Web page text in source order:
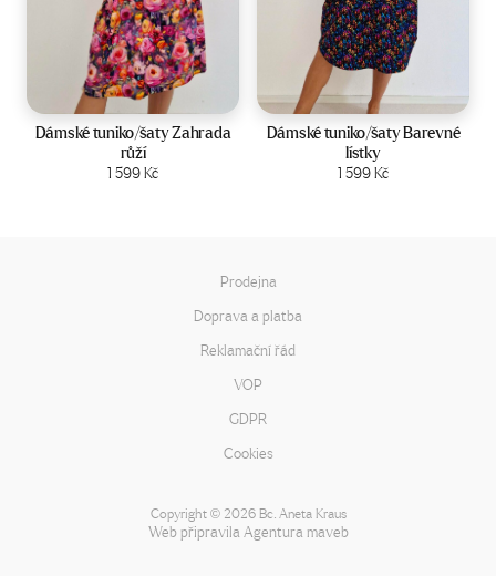
Velikost:44-50
Dámské tuniko/šaty Zahrada
růží
1 599Kč
Zobrazit produkt
Velikost:44-50
Dámské tuniko/šaty Barevné
lístky
1 599Kč
Zobrazit produkt
Prodejna
Doprava a platba
Reklamační řád
VOP
GDPR
Cookies
Copyright ©2026 Bc. Aneta Kraus
Web připravila Agentura maveb